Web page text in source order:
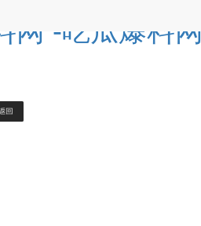
网 -吃瓜爆料网